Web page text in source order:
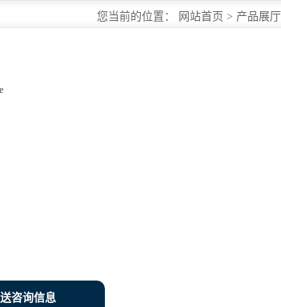
您当前的位置： 网站首页 > 产品展厅
咨询信息